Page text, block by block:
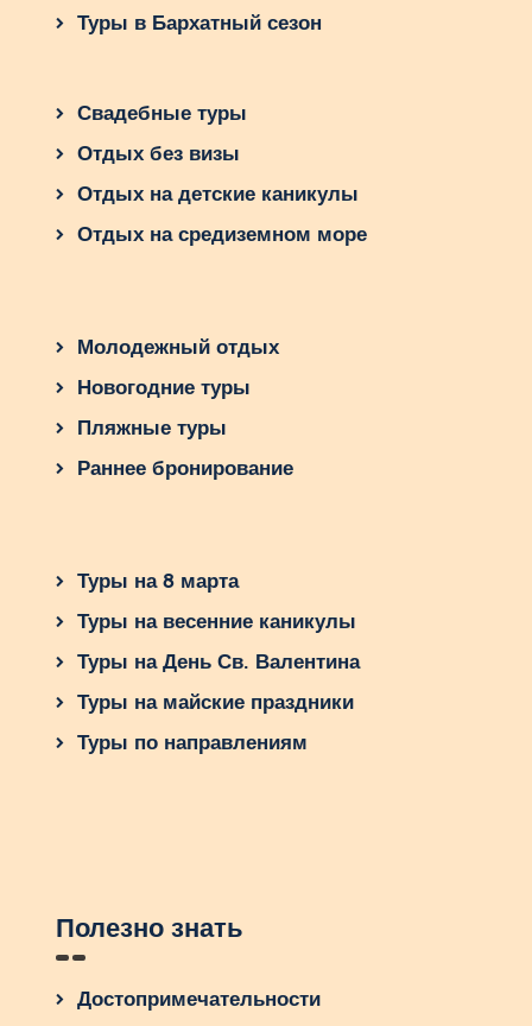
Туры в Бархатный сезон
Свадебные туры
Отдых без визы
Отдых на детские каникулы
Отдых на средиземном море
Молодежный отдых
Новогодние туры
Пляжные туры
Раннее бронирование
Туры на 8 марта
Туры на весенние каникулы
Туры на День Св. Валентина
Туры на майские праздники
Туры по направлениям
Полезно знать
Достопримечательности